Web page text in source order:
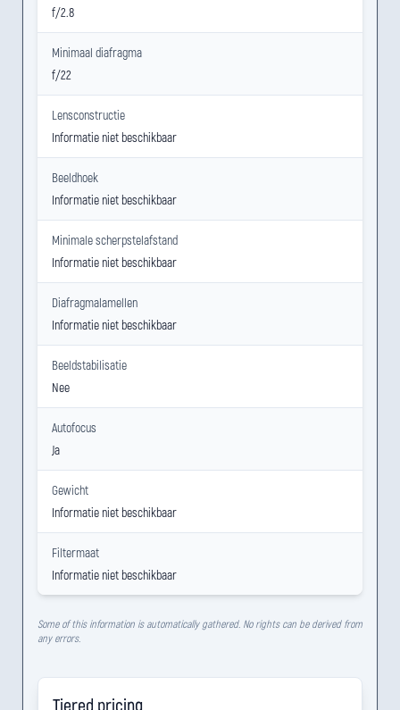
f/2.8
Minimaal diafragma
f/22
Lensconstructie
Informatie niet beschikbaar
Beeldhoek
Informatie niet beschikbaar
Minimale scherpstelafstand
Informatie niet beschikbaar
Diafragmalamellen
Informatie niet beschikbaar
Beeldstabilisatie
Nee
Autofocus
Ja
Gewicht
Informatie niet beschikbaar
Filtermaat
Informatie niet beschikbaar
Some of this information is automatically gathered. No rights can be derived from
any errors.
Tiered pricing